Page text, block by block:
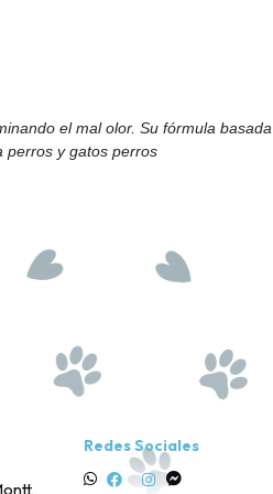
el mal olor. Su fórmula
perros y gatos perros
Redes Sociales